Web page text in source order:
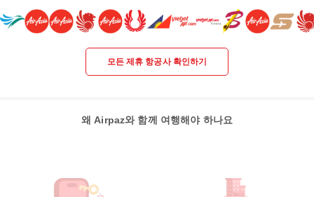
모든 제휴 항공사 확인하기
왜 Airpaz와 함께 여행해야 하나요